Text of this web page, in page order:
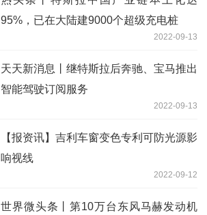
95%，已在大陆建9000个超级充电桩
2022-09-13
天天新消息丨继特斯拉后奔驰、宝马推出
智能驾驶订阅服务
2022-09-13
【报资讯】吉利车窗变色专利可防光源影
响视线
2022-09-12
世界微头条丨第10万台东风马赫发动机